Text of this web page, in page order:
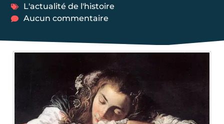
L'actualité de l'histoire
Aucun commentaire